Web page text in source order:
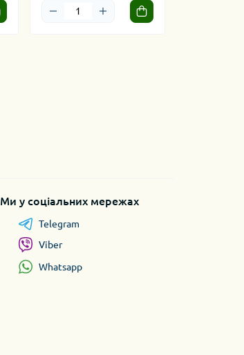
Ми у соціальних мережах
Telegram
Viber
Whatsapp